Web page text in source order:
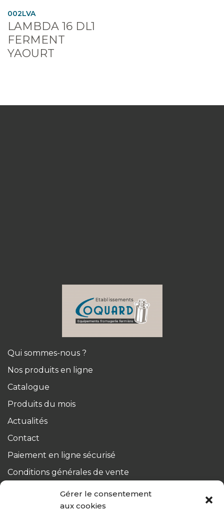
Gérer le consentement
aux cookies
002LVA
LAMBDA 16 DL1
FERMENT
YAOURT
Qui sommes-nous ?
Nos produits en ligne
Catalogue
Produits du mois
Actualités
Contact
Paiement en ligne sécurisé
Conditions générales de vente
Du lundi au jeudi :
de 8h à 12h30 et de 13h30 à 17h20